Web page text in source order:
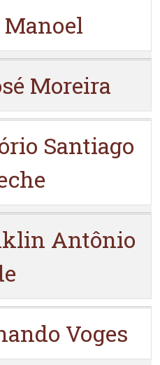
Manoel
Moreira
Santiago
Antônio
Voges